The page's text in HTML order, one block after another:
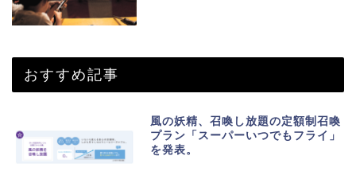
おすすめ記事
風の妖精、召喚し放題の定額制召喚
プラン「スーパーいつでもフライ」
を発表。